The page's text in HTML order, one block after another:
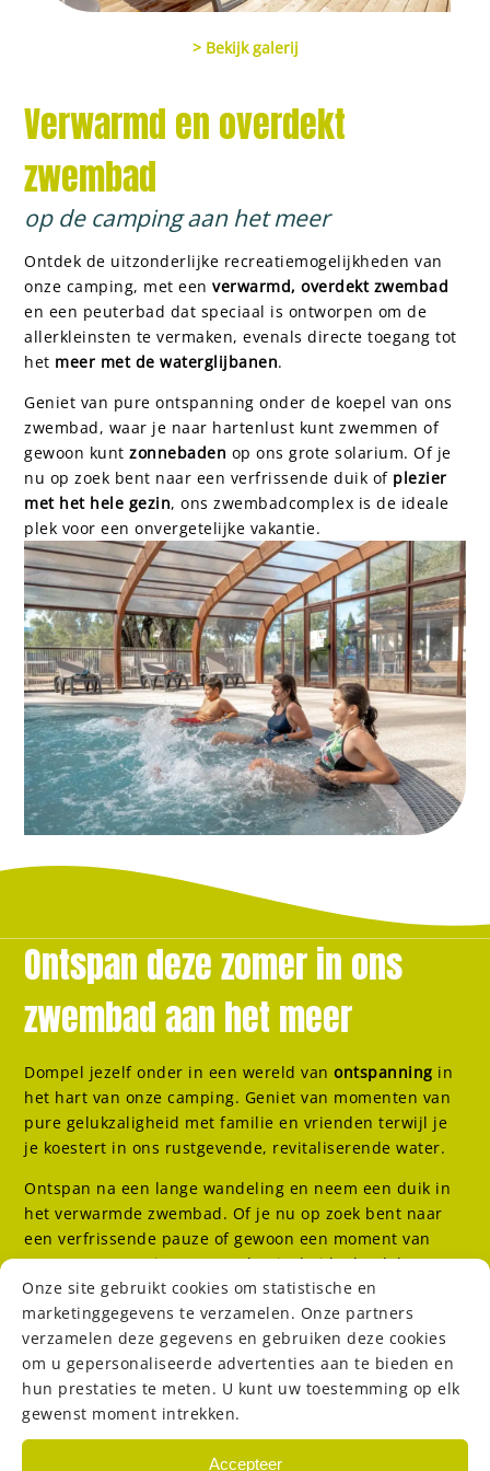
Onze site gebruikt cookies om statistische en
marketinggegevens te verzamelen. Onze partners
verzamelen deze gegevens en gebruiken deze cookies
om u gepersonaliseerde advertenties aan te bieden en
hun prestaties te meten. U kunt uw toestemming op elk
gewenst moment intrekken.
Accepteer
> Bekijk galerij
Verwarmd en overdekt
zwembad
op de camping aan het meer
Ontdek de uitzonderlijke recreatiemogelijkheden van
onze camping, met eenverwarmd, overdekt zwembad
en een peuterbad dat speciaal is ontworpen om de
allerkleinsten te vermaken, evenals directe toegang tot
het meer met de waterglijbanen.
Geniet van pure ontspanning onder de koepel van ons
zwembad, waar je naar hartenlust kunt zwemmen of
gewoon kuntzonnebaden op ons grote solarium. Of je
nu op zoek bent naar een verfrissende duik of plezier
met het hele gezin, ons zwembadcomplex is de ideale
plek voor een onvergetelijke vakantie.
Ontspan deze zomer in ons
zwembad aan het meer
Dompel jezelf onder in een wereld vanontspanning in
het hart van onze camping. Geniet van momenten van
pure gelukzaligheid met familie en vrienden terwijl je
je koestert in ons rustgevende, revitaliserende water.
Ontspan na een lange wandeling en neem een duik in
het verwarmde zwembad. Of je nu op zoek bent naar
een verfrissende pauze of gewoon een moment van
waterpret, camping Le Lac Bleu is de ideale plek om
nieuwe energie op te doenen onvergetelijke
herinneringen te creëren.
Kom deze zomerontspannen in de Drôme in ons
zwembad
aan het meer
. Met een adembenemend
uitzicht en een serene sfeer is onze faciliteit de
perfecte plek om nieuwe energie op te doen. Neem
duik in onze verfrissende zwembad